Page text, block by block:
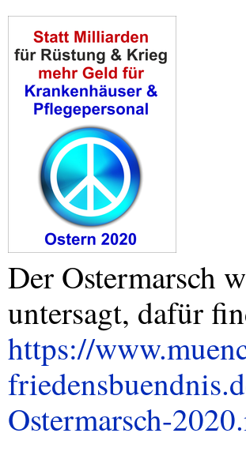
Der Ostermarsch
untersagt, dafür
https://
Ostermarsch-